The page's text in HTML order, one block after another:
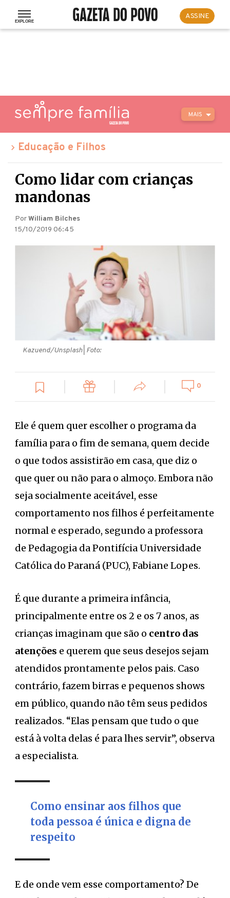
ASSINE
MAIS
Educação e Filhos
Como lidar com crianças
mandonas
PorWilliam Bilches
15/10/2019 06:45
Kazuend/Unsplash | Foto:
0
Ele é quem quer escolher o programa da
família para o fim de semana, quem decide
o que todos assistirão em casa, que diz o
que quer ou não para o almoço. Embora não
seja socialmente aceitável, esse
comportamento nos filhos é perfeitamente
normal e esperado, segundo a professora
de Pedagogia da Pontifícia Universidade
Católica do Paraná (PUC), Fabiane Lopes.
É que durante a primeira infância,
principalmente entre os 2 e os 7 anos, as
crianças imaginam que são o centro das
atenções e querem que seus desejos sejam
atendidos prontamente pelos pais. Caso
contrário, fazem birras e pequenos shows
em público, quando não têm seus pedidos
realizados. “Elas pensam que tudo o que
está à volta delas é para lhes servir”, observa
a especialista.
Como ensinar aos filhos que
toda pessoa é única e digna de
respeito
E de onde vem esse comportamento? De